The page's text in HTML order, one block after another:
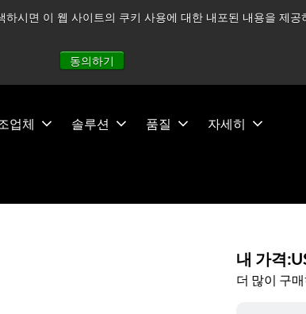
시면 이 웹 사이트의 쿠키 사용에 대한 내포된 내용을 제
동의하기
있으며, 모든 서비스는 정상적으로 운영되고 있습니
업체 솔루션 품질 자세히
내 가격:
더 많이 구